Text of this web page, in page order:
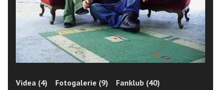
Videa (4) Fotogalerie (9) Fanklub (40)